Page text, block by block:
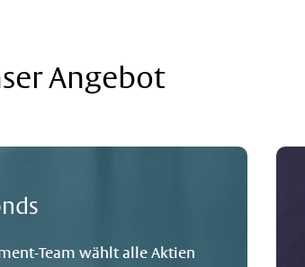
Angebot
Team wählt alle Aktien